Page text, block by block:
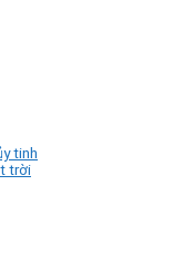
tinh
trời